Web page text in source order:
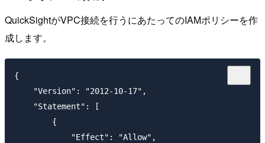
QuickSightがVPC接続を行うにあたってのIAMポリシーを作
成します。
{
    "Version": "2012-10-17",
    "Statement": [
        {
            "Effect": "Allow",